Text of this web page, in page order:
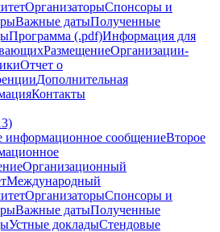
ОрганизаторыСпонсоры и
Важные датыПолученные
Программа (.pdf)Информация для
РазмещениеОрганизации-
Отчет о
Дополнительная
Контакты
информационное сообщениеВторое
Организационный
Международный
ОрганизаторыСпонсоры и
Важные датыПолученные
Устные докладыСтендовые